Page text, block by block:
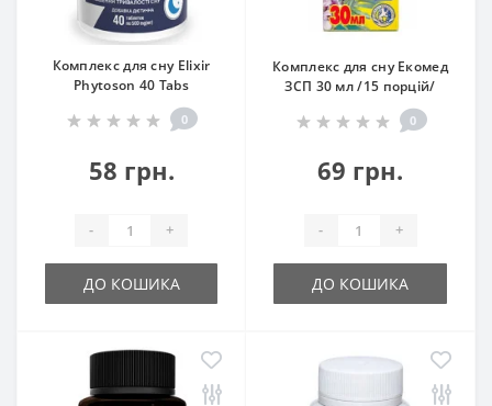
Комплекс для сну Elixir
Phytoson 40 Tabs
0
58 грн.
- +
ДО КОШИКА
Комплекс для сну Екомед
ЗСП 30 мл /15 порцій/
0
69 грн.
- +
ДО КОШИКА